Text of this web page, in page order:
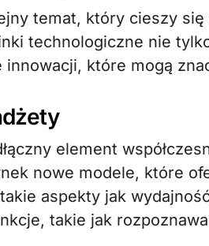
temat, który cieszy
technologiczne nie
które mogą
element
nowe modele, które
aspekty jak
takie jak